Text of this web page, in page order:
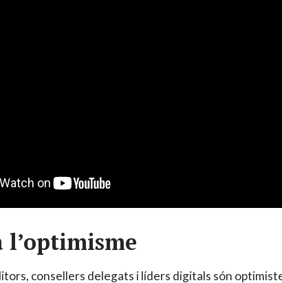
l’optimisme
consellers delegats i líders digitals són